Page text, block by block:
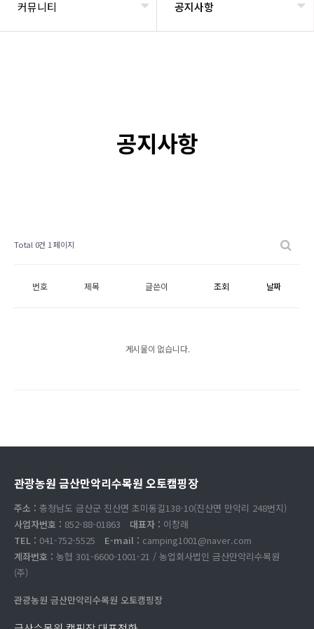
커뮤니티 공지사항
공지사항
Total 0건 1 페이지
번호 제목 글쓴이 조회 날짜
게시물이 없습니다.
관광농원 금산만악리수목원 오토캠핑장
주소 : 충청남도 금산군 진산면 초미동길138-10(진산면 만악리 248번지)
사업자번호 : 852-88-01863 대표자 : 이창래
TEL : 041-752-5525 E-mail : camping1001@naver.com
계좌번호 : 농협 301-6600-1001-21 / 농업회사법인 금산만악리수목원
(주)
관광농원 금산만악리수목원 오토캠핑장